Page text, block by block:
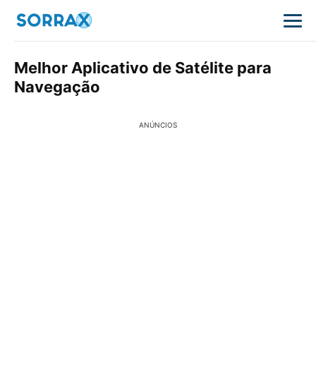
Melhor Aplicativo de Satélite para
Navegação
ANÚNCIOS